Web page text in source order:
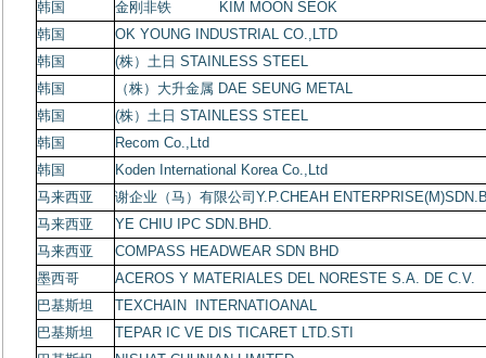
韩国
金刚非铁 KIM MOON SEOK
韩国
OK YOUNG INDUSTRIAL CO.,LTD
韩国
(株）土日 STAINLESS STEEL
韩国
（株）大升金属 DAE SEUNG METAL
韩国
(株）土日 STAINLESS STEEL
韩国
Recom Co.,Ltd
韩国
Koden International Korea Co.,Ltd
马来西亚
谢企业（马）有限公司Y.P.CHEAH
马来西亚
YE CHIU IPC SDN.BHD.
马来西亚
COMPASS HEADWEAR SDN BHD
墨西哥
ACEROS Y MATERIALES DEL NORESTE S.A. DE C.V.
巴基斯坦
TEXCHAIN INTERNATIOANAL
巴基斯坦
TEPAR IC VE DIS TICARET LTD.STI